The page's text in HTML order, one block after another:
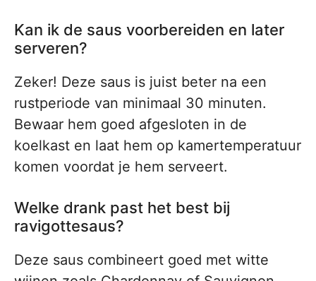
Kan ik de saus voorbereiden en later
serveren?
Zeker! Deze saus is juist beter na een
rustperiode van minimaal 30 minuten.
Bewaar hem goed afgesloten in de
koelkast en laat hem op kamertemperatuur
komen voordat je hem serveert.
Welke drank past het best bij
ravigottesaus?
Deze saus combineert goed met witte